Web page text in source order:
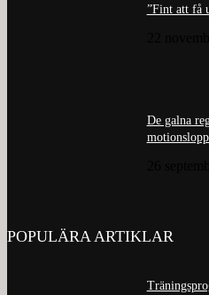
”Fint att få
De galna
POPULÄRA ARTIKLAR